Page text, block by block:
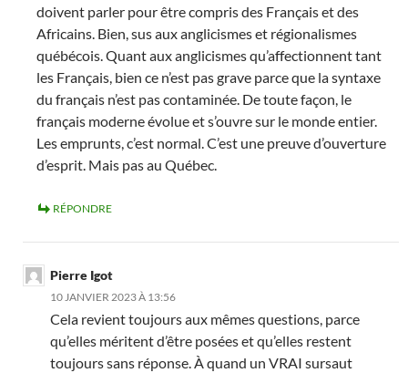
doivent parler pour être compris des Français et des
Africains. Bien, sus aux anglicismes et régionalismes
québécois. Quant aux anglicismes qu’affectionnent tant
les Français, bien ce n’est pas grave parce que la syntaxe
du français n’est pas contaminée. De toute façon, le
français moderne évolue et s’ouvre sur le monde entier.
Les emprunts, c’est normal. C’est une preuve d’ouverture
d’esprit. Mais pas au Québec.
RÉPONDRE
Pierre Igot
10 JANVIER 2023 À 13:56
Cela revient toujours aux mêmes questions, parce
qu’elles méritent d’être posées et qu’elles restent
toujours sans réponse. À quand un VRAI sursaut